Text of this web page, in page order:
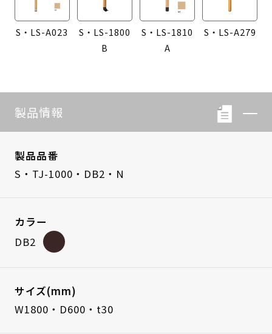
S・LS-A023
S・LS-1800
B
S・LS-1810
A
S・LS-A279
製品情報
製品品番
S・TJ-1000・DB2・N
カラー
DB2
サイズ(mm)
W1800・D600・t30